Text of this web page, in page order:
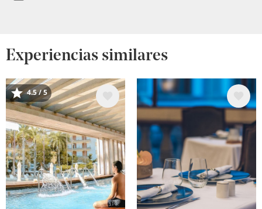
Experiencias similares
Image
4.5 / 5 Image